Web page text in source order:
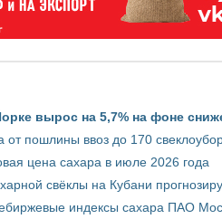
вырос на 5,7% на фоне
от пошлины ввоз до 170
цена сахара в июле 2026 года
свёклы на Кубани
индексы сахара ПАО